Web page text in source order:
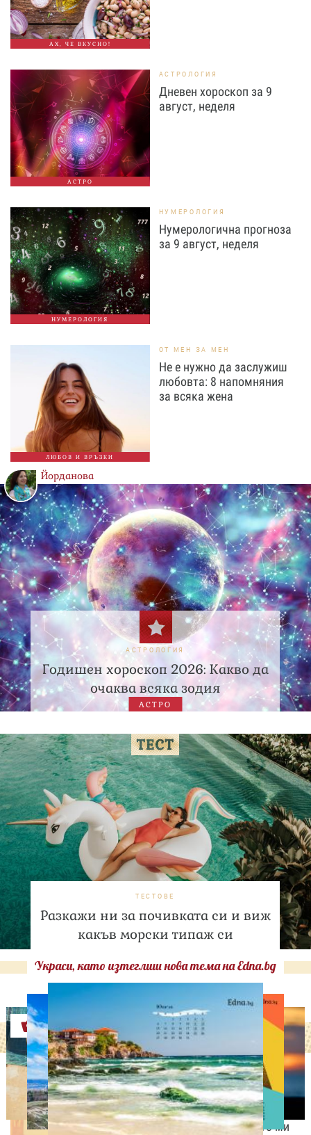
АХ, ЧЕ ВКУСНО!
АСТРО
АСТРОЛОГИЯ
Дневен хороскоп за 9
август, неделя
НУМЕРОЛОГИЯ
НУМЕРОЛОГИЯ
Нумерологична прогноза
за 9 август, неделя
ЛЮБОВ И ВРЪЗКИ
ОТ МЕН ЗА МЕН
Не е нужно да заслужиш
любовта: 8 напомняния
за всяка жена
Йорданова
АСТРОЛОГИЯ
Годишен хороскоп 2026: Какво да
очаква всяка зодия
АСТРО
ТЕСТОВЕ
Разкажи ни за почивката си и виж
какъв морски типаж си
Украси, като изтеглиш нова тема на Edna.bg
Оферти
ИЗВЕСТНИ
Антонио Бандерас:
Инфарктът беше най-
хубавото нещо, което ми